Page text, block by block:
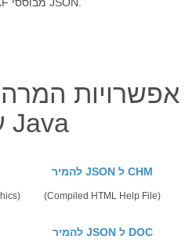
עם Java
להמיר JSON ל CHM
(Compiled HTML Help File)
להמיר JSON ל DOC